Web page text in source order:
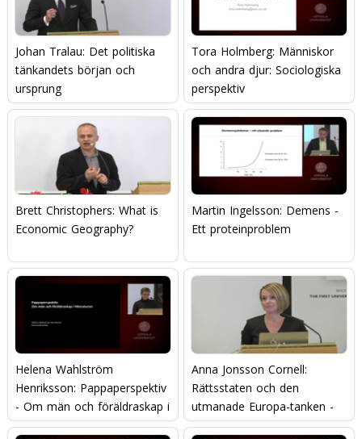
Johan Tralau: Det politiska
tänkandets början och
ursprung
Tora Holmberg: Människor
och andra djur: Sociologiska
perspektiv
Brett Christophers: What is
Economic Geography?
Martin Ingelsson: Demens -
Ett proteinproblem
Helena Wahlström
Henriksson: Pappaperspektiv
- Om män och föräldraskap i
litteraturen
Anna Jonsson Cornell:
Rättsstaten och den
utmanade Europa-tanken -
den komparativa